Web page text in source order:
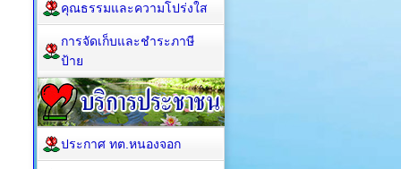
คุณธรรมและความโปร่งใส
การจัดเก็บและชำระภาษี
ป้าย
ประกาศ ทต.หนองจอก